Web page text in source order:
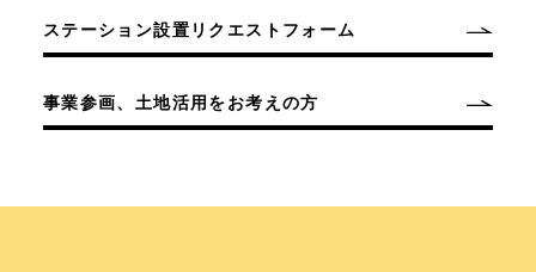
ステーション設置リクエストフォーム
事業参画、土地活用をお考えの方